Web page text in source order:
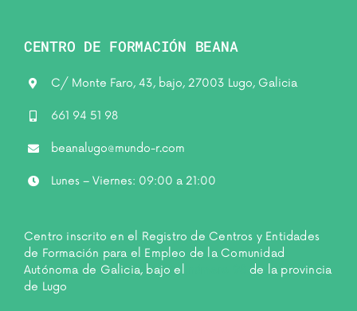
CENTRO DE FORMACIÓN BEANA
C/ Monte Faro, 43, bajo, 27003 Lugo, Galicia
661 94 51 98
beanalugo@mundo-r.com
Lunes – Viernes: 09:00 a 21:00
Centro inscrito en el Registro de Centros y Entidades
de Formación para el Empleo de la Comunidad
Autónoma de Galicia, bajo el
de la provincia
de Lugo